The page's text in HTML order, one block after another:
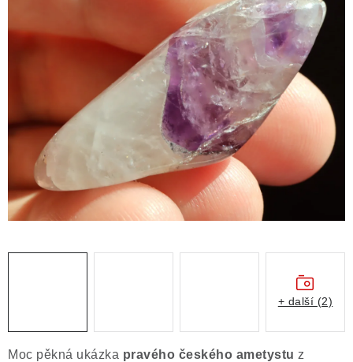
VIDEOGALERIE
Obchodní podmínky
Podmínky ochrany osobních údajů
Poučení o právu na odstoupení od smlouvy
Puncovní značky
Výkup minerálů a drahých kamenů
Kontakt
Moc pěkná ukázka pravého českého ametystu z
+ další (2)